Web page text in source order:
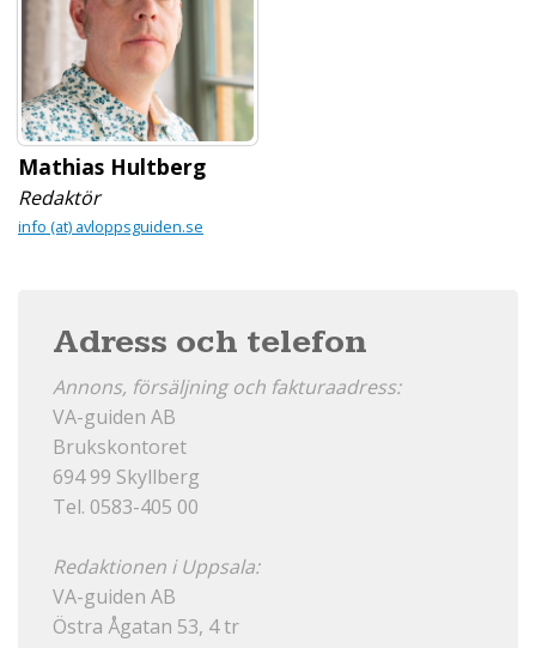
Mathias Hultberg
Redaktör
info (at) avloppsguiden.se
Adress och telefon
Annons, försäljning och fakturaadress:
VA-guiden AB
Brukskontoret
694 99 Skyllberg
Tel. 0583-405 00
Redaktionen i Uppsala:
VA-guiden AB
Östra Ågatan 53, 4 tr